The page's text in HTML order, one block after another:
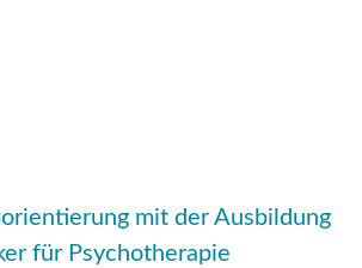
mit der Ausbildung
für Psychotherapie